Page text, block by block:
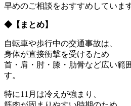
早めのご相談をおすすめしています
◆ 【まとめ】
自転車や歩行中の交通事故は、
身体が直接衝撃を受けるため
首・肩・肘・膝・肋骨など広い範
す。
特に11月は冷えが強まり、